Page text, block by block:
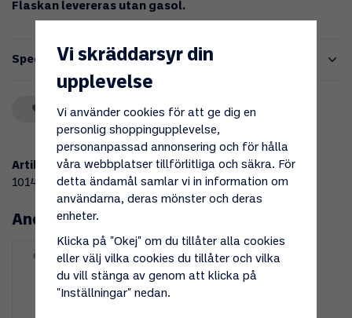
Specifikationer
Flaskan levereras utan gasol.
Spara som favorit
Artikelnummer:
101461
Andra köpte även
Vi skräddarsyr din
upplevelse
Vi använder cookies för att ge dig en
personlig shoppingupplevelse,
personanpassad annonsering och för hålla
våra webbplatser tillförlitliga och säkra. För
detta ändamål samlar vi in information om
användarna, deras mönster och deras
enheter.
Klicka på "Okej" om du tillåter alla cookies
eller välj vilka cookies du tillåter och vilka
du vill stänga av genom att klicka på
"Inställningar" nedan.